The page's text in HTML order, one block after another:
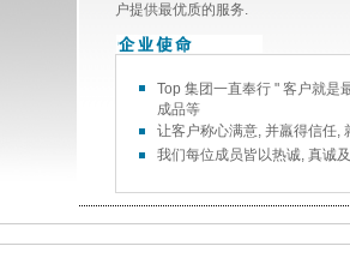
户提供最优质的服务.
Top 集团一直奉行 " 客户就是
成品等
让客户称心满意, 并羸得信任,
我们每位成员皆以热诚, 真诚